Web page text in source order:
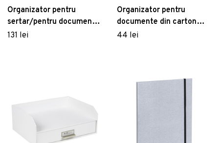
Organizator pentru
sertar/pentru documente
din carton Walter – Bigso
131 lei
Organizator pentru
documente din carton
Archie – Bigso Box of
44 lei